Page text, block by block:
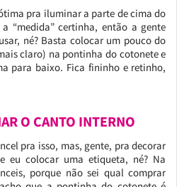
pra iluminar a parte de cima do
“medida” certinha, então a gente
né? Basta colocar um pouco do
claro) na pontinha do cotonete e
para baixo. Fica fininho e retinho,
O CANTO INTERNO
pra isso, mas, gente, pra decorar
eu colocar uma etiqueta, né? Na
porque não sei qual comprar